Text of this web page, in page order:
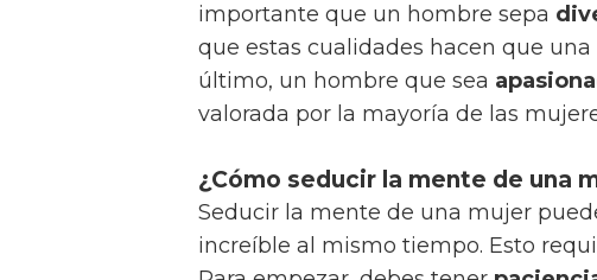
importante que un hombre sepa
que estas cualidades hacen que
último, un hombre que sea
valorada por la mayoría de las
¿Cómo seducir la mente de una
Seducir la mente de una mujer
increíble al mismo tiempo. Esto